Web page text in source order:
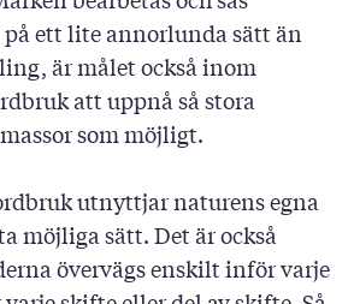
ett lite annorlunda sätt än
är målet också inom
att uppnå så stora
som möjligt.
utnyttjar naturens egna
möjliga sätt. Det är också
övervägs enskilt inför varje